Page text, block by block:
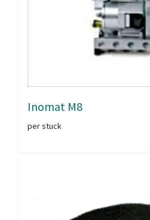
Inomat M8
per stuck